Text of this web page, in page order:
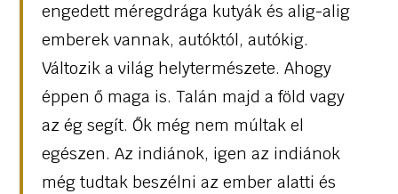
engedett méregdrága kutyák és alig-alig
emberek vannak, autóktól, autókig.
Változik a világ helytermészete. Ahogy
éppen ő maga is. Talán majd a föld vagy
az ég segít. Ők még nem múltak el
egészen. Az indiánok, igen az indiánok
még tudtak beszélni az ember alatti és